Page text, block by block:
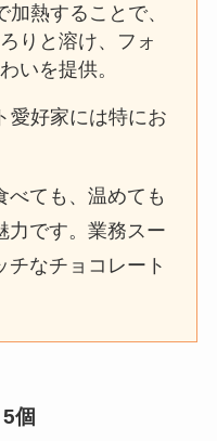
熱することで、
りと溶け、フォ
いを提供。
愛好家には特にお
べても、温めても
力です。業務スー
チなチョコレート
個